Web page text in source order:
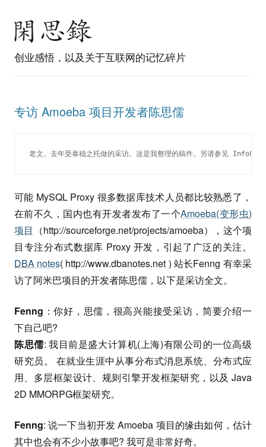
创业感悟，以及关于互联网的记忆碎片
专访 Amoeba 项目开发者陈思儒
老文。去年受泰稳之托做的采访。这是我整理的稿件。另请参见 InfoQ
可能 MySQL Proxy 很多数据库技术人员都比较熟悉了，
在前不久，国内也有开发者发布了一个Amoeba(变形虫)
项目
（http://sourceforge.net/projects/amoeba），这个项
目专注分布式数据库 Proxy 开发，引起了广泛的关注。
DBA notes( http://www.dbanotes.net ) 站长Fenng 有幸采
访了阿米巴项目的开发者陈思儒，以下是采访全文。
Fenng ：你好，思儒，很高兴能接受采访，简要介绍一
下自己吧?
陈思儒: 我目前是盛大计算机(上海)有限公司的一位高级
研究员。 在就业生涯中从事分布式消息系统、分布式应
用、多层框架设计、规则引擎开发框架研究，以及 Java
2D MMORPG框架研究。
Fenng: 说一下当初开发 Amoeba 项目的缘由如何，估计
其中也会有不少小故事吧? 我可是非常好奇。